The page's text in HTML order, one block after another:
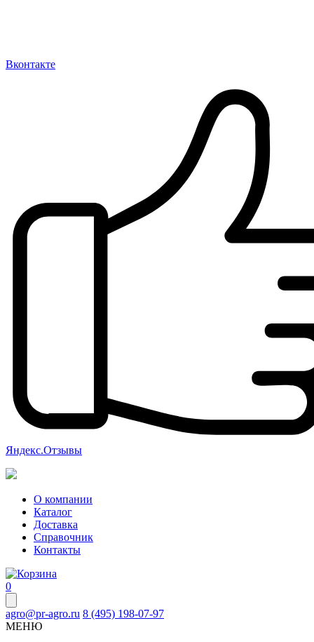
Вконтакте
Яндекс.Отзывы
О компании
Каталог
Доставка
Справочник
Контакты
0
agro@pr-agro.ru 8 (495) 198-07-97
МЕНЮ